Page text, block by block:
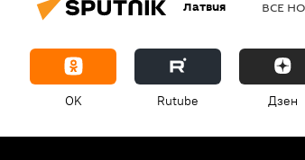
Латвия ВСЕ
OK Rutube Дзен